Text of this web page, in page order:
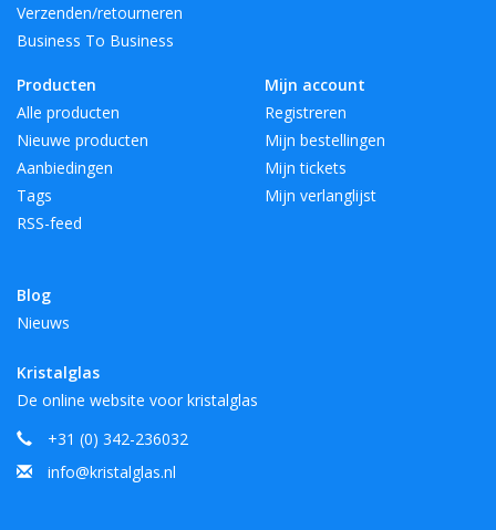
Verzenden/retourneren
Business To Business
Producten
Alle producten
Nieuwe producten
Aanbiedingen
Tags
RSS-feed
Blog
Nieuws
Mijn account
Registreren
Mijn bestellingen
Mijn tickets
Mijn verlanglijst
Kristalglas
De online website voor kristalglas
+31 (0) 342-236032
info@kristalglas.nl